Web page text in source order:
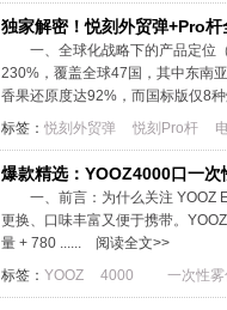
独家解密！悦刻外贸弹+Pro
一、全球化战略下的产品定位
230%，覆盖全球47国，其中东南
香果还原度达92%，而国标版仅8
标签： 悦刻外贸弹 悦刻Pro杆
爆款精选：YOOZ4000口一
一、前言：为什么关注 YOOZ
更换、口味丰富又便于携带。
量 + 780 ......
阅读全文>>
标签： YOOZ 4000 一次性雾